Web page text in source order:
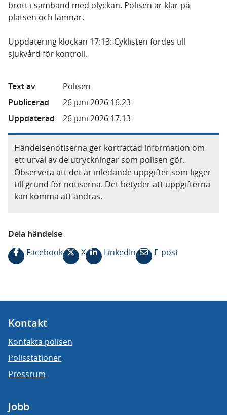
brott i samband med olyckan. Polisen är klar på
platsen och lämnar.
Uppdatering klockan 17:13: Cyklisten fördes till
sjukvård för kontroll.
Text av
Polisen
Publicerad
26 juni 2026 16.23
Uppdaterad
26 juni 2026 17.13
Händelsenotiserna ger kortfattad information om
ett urval av de utryckningar som polisen gör.
Observera att det är inledande uppgifter som ligger
till grund för notiserna. Det betyder att uppgifterna
kan komma att ändras.
Dela händelse
Facebook
X LinkedIn E-post
Kontakt
Kontakta polisen
Polisstationer
Pressrum
Jobb